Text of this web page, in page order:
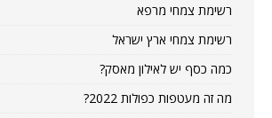
רשימת צמחי מרפא
רשימת צמחי ארץ ישראל
כמה כסף יש לאילון מאסק?
מה זה מעטפות כפולות 2022?